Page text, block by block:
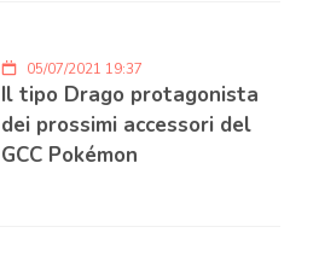
05/07/2021 19:37
Il tipo Drago protagonista
dei prossimi accessori del
GCC Pokémon